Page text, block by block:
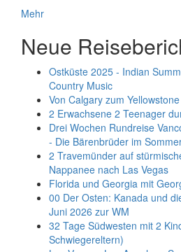
Mehr
Neue
Ostküste 2025 - Indian
Country Music
Von Calgary zum
2 Erwachsene 2 Teenager
Drei Wochen Rundreise
- Die Bärenbrüder im
2 Travemünder auf
Nappanee nach Las Vegas
Florida und Georgia mit
00 Der Osten: Kanada und
Juni 2026 zur WM
32 Tage Südwesten mit 2
Schwiegereltern)